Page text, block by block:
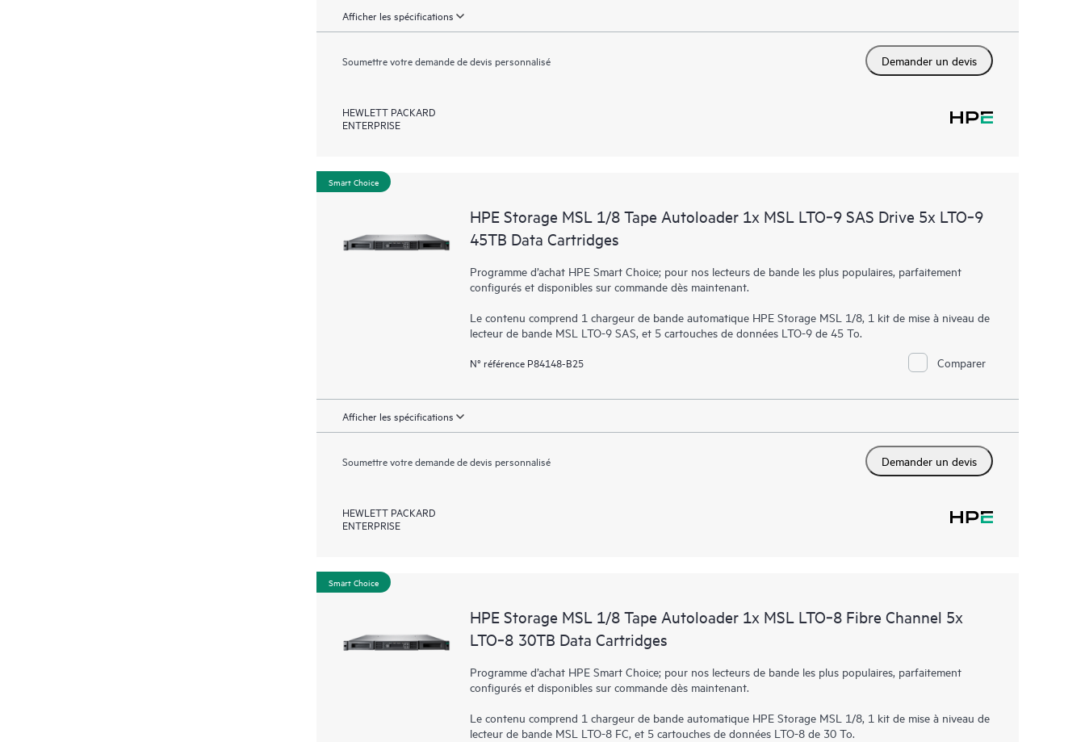
Afficher les spécifications
Soumettre votre demande de devis personnalisé Demander un devis
HEWLETT PACKARD
ENTERPRISE
Smart Choice
HPE Storage MSL 1/8 Tape Autoloader 1x MSL LTO‑9 SAS Drive 5x LTO‑9
45TB Data Cartridges
Programme d’achat HPE Smart Choice; pour nos lecteurs de bande les plus populaires, parfaitement
configurés et disponibles sur commande dès maintenant.
Le contenu comprend 1 chargeur de bande automatique HPE Storage MSL 1/8, 1 kit de mise à niveau de
lecteur de bande MSL LTO-9 SAS, et 5 cartouches de données LTO-9 de 45 To.
N° référence P84148-B25 Comparer
Afficher les spécifications
Soumettre votre demande de devis personnalisé Demander un devis
HEWLETT PACKARD
ENTERPRISE
Smart Choice
HPE Storage MSL 1/8 Tape Autoloader 1x MSL LTO‑8 Fibre Channel 5x
LTO‑8 30TB Data Cartridges
Programme d’achat HPE Smart Choice; pour nos lecteurs de bande les plus populaires, parfaitement
configurés et disponibles sur commande dès maintenant.
Le contenu comprend 1 chargeur de bande automatique HPE Storage MSL 1/8, 1 kit de mise à niveau de
lecteur de bande MSL LTO-8 FC, et 5 cartouches de données LTO-8 de 30 To.